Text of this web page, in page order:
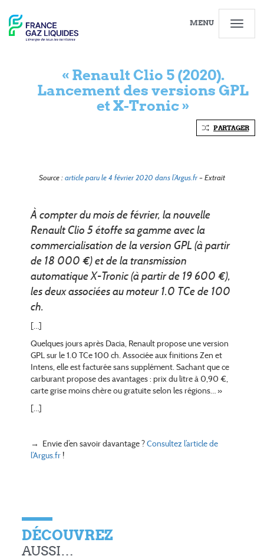
MENU
« Renault Clio 5 (2020).
Lancement des versions GPL
et X-Tronic »
PARTAGER
Source : article paru le 4 février 2020 dans l’Argus.fr– Extrait
À compter du mois de février, la nouvelle
Renault Clio 5 étoffe sa gamme avec la
commercialisation de la version GPL (à partir
de 18 000 €) et de la transmission
automatique X-Tronic (à partir de 19 600 €),
les deux associées au moteur 1.0 TCe de 100
ch.
[…]
Quelques jours après Dacia, Renault propose une version
GPL sur le 1.0 TCe 100 ch. Associée aux finitions Zen et
Intens, elle est facturée sans supplément. Sachant que ce
carburant propose des avantages : prix du litre à 0,90 €,
carte grise moins chère ou gratuite selon les régions… »
[…]
→ Envie d’en savoir davantage ?Consultez l’article de
l’Argus.fr!
DÉCOUVREZ
AUSSI…